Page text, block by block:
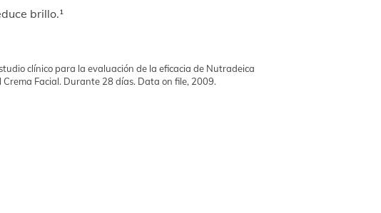
brillo.¹
clínico para la evaluación de la eficacia de Nutradeica
Crema Facial. Durante 28 días. Data on file, 2009.